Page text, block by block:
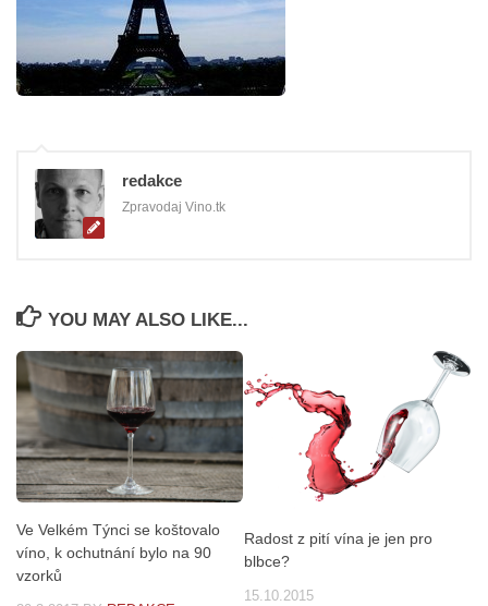
redakce
Zpravodaj Vino.tk
YOU MAY ALSO LIKE...
Ve Velkém Týnci se koštovalo
víno, k ochutnání bylo na 90
vzorků
Radost z pití vína je jen pro
blbce?
15.10.2015